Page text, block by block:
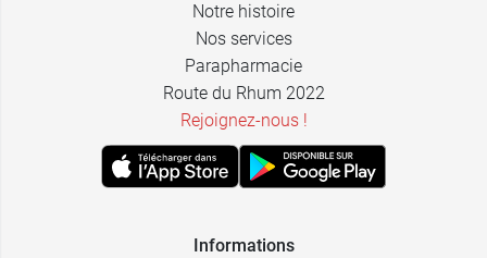
Notre histoire
Nos services
Parapharmacie
Route du Rhum 2022
Rejoignez-nous !
Informations